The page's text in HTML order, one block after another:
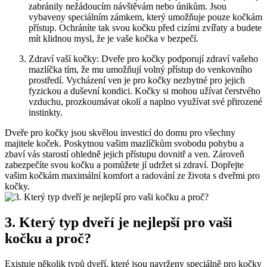
zabránily‌ nežádoucím návštěvám nebo únikům. Jsou
vybaveny speciálním zámkem, který umožňuje pouze ‌kočkám
přístup. Ochráníte tak svou kočku před cizími zvířaty a budete
mít klidnou⁢ mysl, že ⁤je vaše kočka ⁢v bezpečí.
Zdraví vaší kočky: Dveře pro kočky podporují ⁤zdraví vašeho
mazlíčka⁤ tím, že mu umožňují volný přístup do venkovního
prostředí.‍ Vycházení ven je ⁤pro⁢ kočky nezbytné pro jejich
fyzickou a duševní kondici. Kočky si mohou užívat čerstvého
vzduchu, prozkoumávat⁣ okolí a naplno využívat své přirozené
instinkty.
Dveře pro kočky jsou skvělou investicí do⁢ domu ‌pro všechny
majitele koček. Poskytnou vašim mazlíčkům svobodu pohybu a
zbaví vás starostí ohledně jejich přístupu dovnitř a ven. ⁣Zároveň‍
zabezpečíte​ svou kočku a pomůžete jí udržet si zdraví. ⁢Dopřejte
vašim‌ kočkám maximální komfort a radování‍ ze života s ⁢dveřmi pro
kočky.
3. Který typ ⁤dveří je nejlepší pro vaši
kočku a proč?
Existuje několik typů ⁢dveří, které⁣ jsou navrženy speciálně ‍pro kočky